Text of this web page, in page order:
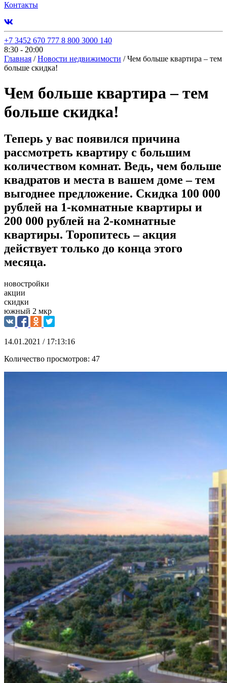
Контакты
+7 3452 670 777 8 800 3000 140
8:30 - 20:00
Главная / Новости недвижимости / Чем больше квартира – тем
больше скидка!
Чем больше квартира – тем
больше скидка!
Теперь у вас появился причина
рассмотреть квартиру с большим
количеством комнат. Ведь, чем больше
квадратов и места в вашем доме – тем
выгоднее предложение. Скидка 100 000
рублей на 1-комнатные квартиры и
200 000 рублей на 2-комнатные
квартиры. Торопитесь – акция
действует только до конца этого
месяца.
новостройки
акции
скидки
южный 2 мкр
14.01.2021 / 17:13:16
Количество просмотров: 47